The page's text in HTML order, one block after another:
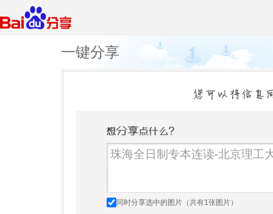
一键分享
同时分享选中的图片（共有1张图片）